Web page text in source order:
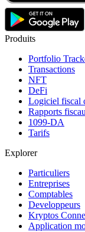
Produits
Portfolio
Transactions
NFT
DeFi
Logiciel fiscal
Rapports
1099-DA
Tarifs
Explorer
Particuliers
Entreprises
Comptables
Developpeurs
Kryptos
Application